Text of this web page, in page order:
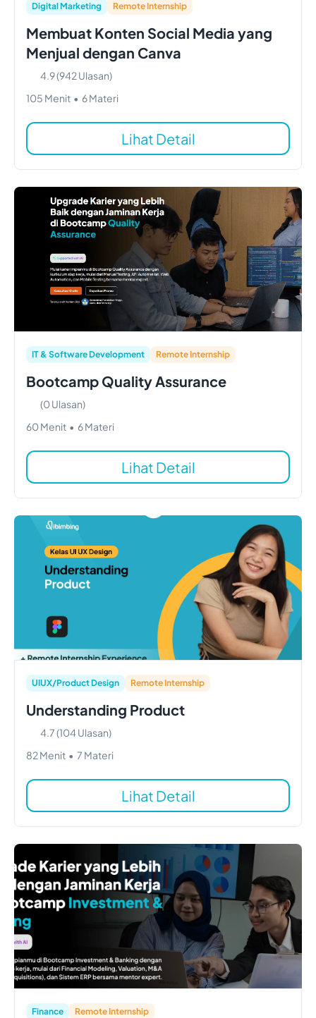
Digital Marketing Remote Internship
Membuat Konten Social Media yang
Menjual dengan Canva
4.9(942Ulasan)
105 Menit • 6Materi
Lihat Detail
IT & Software Development Remote Internship
Bootcamp Quality Assurance
(0Ulasan)
60Menit • 6Materi
Lihat Detail
UIUX/Product Design Remote Internship
Understanding Product
4.7(104 Ulasan)
82Menit • 7 Materi
Lihat Detail
Finance Remote Internship